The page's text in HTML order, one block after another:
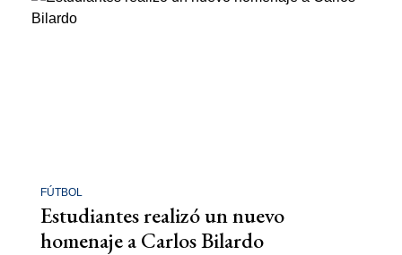
FÚTBOL
Estudiantes realizó un nuevo
homenaje a Carlos Bilardo